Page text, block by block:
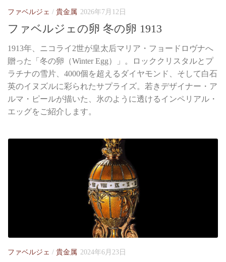
ファベルジェ / 貴金属 2026年7月12日
ファベルジェの卵 冬の卵 1913
1913年、ニコライ2世が皇太后マリア・フョードロヴナへ
贈った「冬の卵（Winter Egg）」。ロッククリスタルとプ
ラチナの雪片、4000個を超えるダイヤモンド、そして白石
英のイヌズルに彩られたサプライズ。若きデザイナー・ア
ルマ・ピールが描いた、氷のように透けるインペリアル・
エッグをご紹介します。
ファベルジェ / 貴金属 2024年6月23日